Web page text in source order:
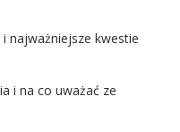
najważniejsze kwestie
i na co uważać ze